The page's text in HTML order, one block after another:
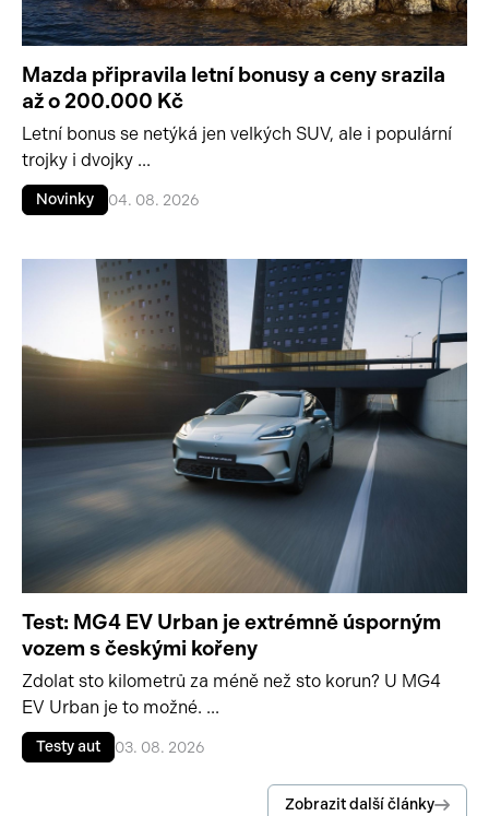
Mazda připravila letní bonusy a ceny srazila
až o 200.000 Kč
Letní bonus se netýká jen velkých SUV, ale i populární
trojky i dvojky ...
Novinky 04. 08. 2026
Test: MG4 EV Urban je extrémně úsporným
vozem s českými kořeny
Zdolat sto kilometrů za méně než sto korun? U MG4
EV Urban je to možné. ...
Testy aut 03. 08. 2026
Zobrazit další články